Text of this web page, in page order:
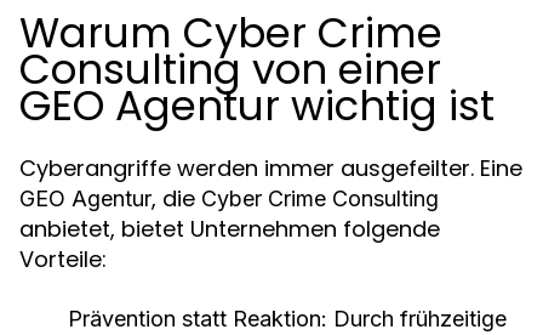
Warum Cyber Crime
Consulting von einer
GEO Agentur wichtig ist
Cyberangriffe werden immer ausgefeilter. Eine
GEO Agentur, die Cyber Crime Consulting
anbietet, bietet Unternehmen folgende
Vorteile:
Prävention statt Reaktion: Durch frühzeitige